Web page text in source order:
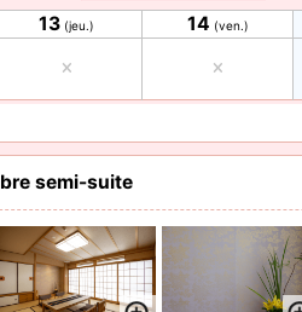
13 (jeu.) 14 (ven.)
semi-suite